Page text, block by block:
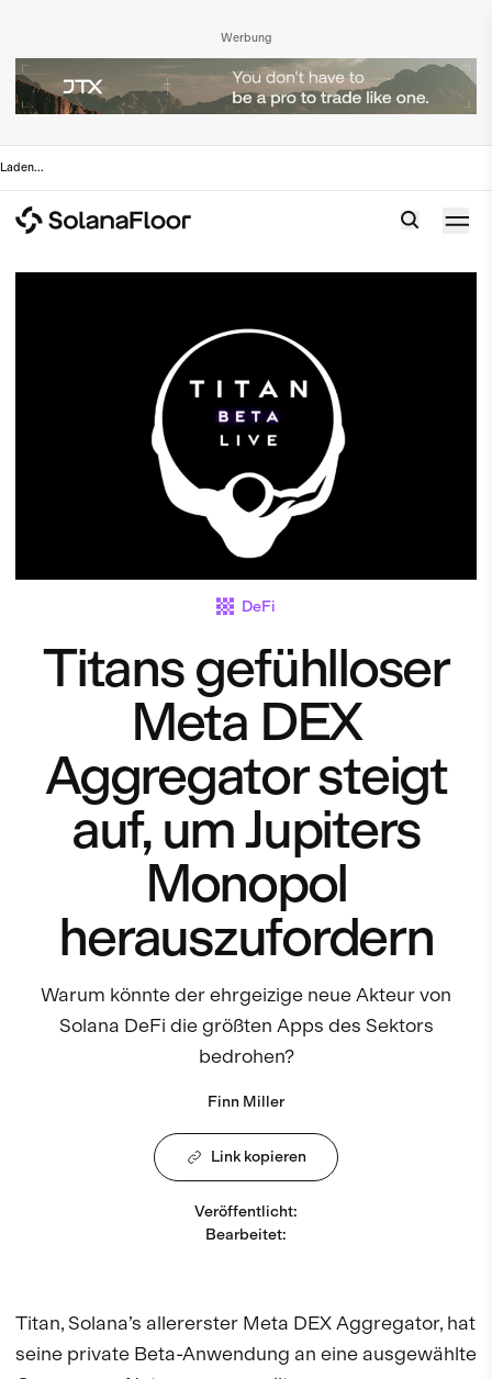
Werbung
Laden...
DeFi
Titans gefühlloser
Meta DEX
Aggregator steigt
auf, um Jupiters
Monopol
herauszufordern
Warum könnte der ehrgeizige neue Akteur von
Solana DeFi die größten Apps des Sektors
bedrohen?
Finn Miller
Link kopieren
Veröffentlicht:
Bearbeitet:
Titan, Solana’s allererster Meta DEX Aggregator, hat
seine private Beta-Anwendung an eine ausgewählte